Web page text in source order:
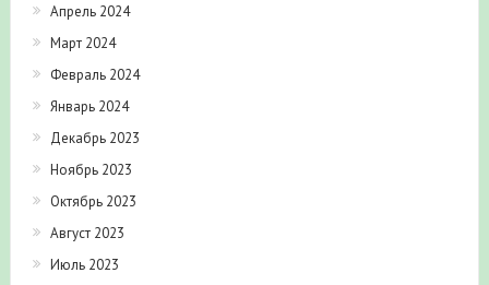
Апрель 2024
Март 2024
Февраль 2024
Январь 2024
Декабрь 2023
Ноябрь 2023
Октябрь 2023
Август 2023
Июль 2023